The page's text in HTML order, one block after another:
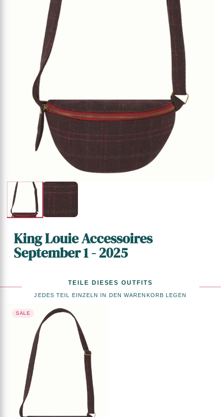
King Louie Accessoires
September 1 - 2025
TEILE DIESES OUTFITS
JEDES TEIL EINZELN IN DEN WARENKORB LEGEN
SALE